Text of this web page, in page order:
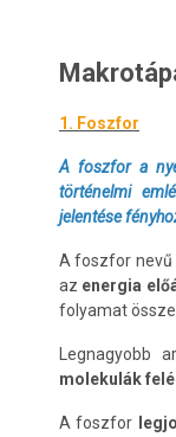
1. Foszfor
A foszfor a
történelmi
jelentése
A foszfor nevű
az energia
folyamat
Legnagyobb
molekulák
A foszfor